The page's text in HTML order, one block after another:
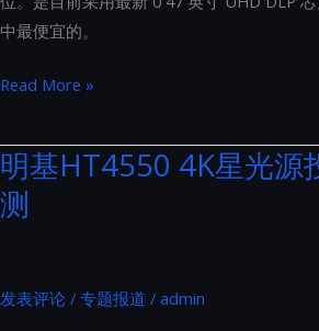
之
间
的
相
当
详
中最便宜的。
23
4K
家
用
机
Read More »
明基HT4550 4K星光源
测
发表评论 / 专题报道 / admin